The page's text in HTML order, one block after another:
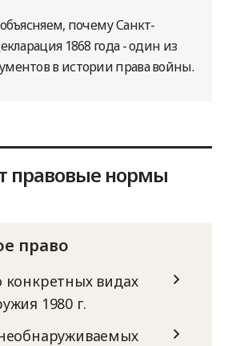
почему Санкт-
1868 года - один из
в истории права войны.
правовые нормы
право
конкретных видах
1980 г.